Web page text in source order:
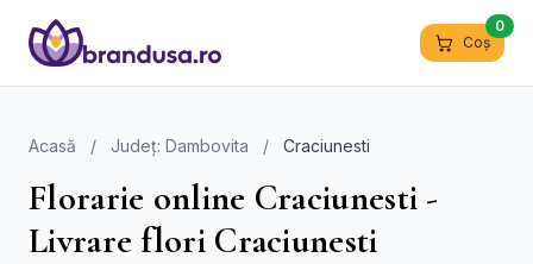
Coș
0
Acasă / Județ: Dambovita / Craciunesti
Florarie online Craciunesti -
Livrare flori Craciunesti